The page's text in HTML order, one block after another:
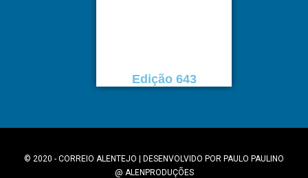
Edição 643
© 2020 - CORREIO ALENTEJO | DESENVOLVIDO POR PAULO PAULINO
@ ALENPRODUÇÕES